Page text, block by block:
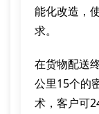
能化改造，
求。
在货物配送
公里15个的
术，客户可